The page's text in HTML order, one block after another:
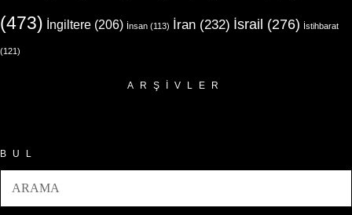
(473) İngiltere (206) İnsan (113) İran (232) İsrail (276) İstihbarat
(121)
ARŞIVLER
BUL